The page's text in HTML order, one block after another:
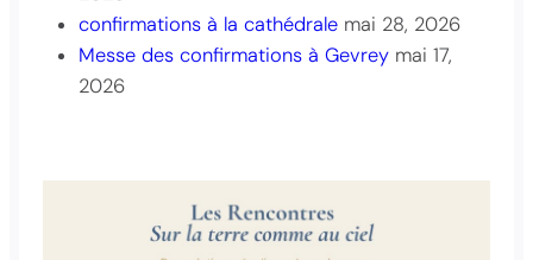
confirmations à la cathédrale mai 28, 2026
Messe des confirmations à Gevrey mai 17,
2026